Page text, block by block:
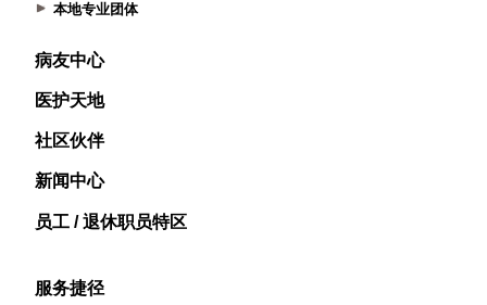
本地专业团体
病友中心
医护天地
社区伙伴
新闻中心
员工 / 退休职员特区
服务捷径